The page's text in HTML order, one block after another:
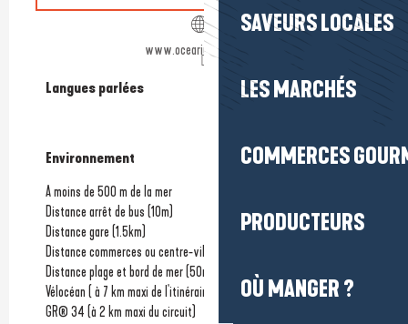
SAVEURS LOCALES
LES MARCHÉS
COMMERCES
PRODUCTEURS
OÙ MANGER ?
www.ocearium-croisic.fr
Langues parlées
Langues parlées
Environnement
Environnement
A moins de 500 m de la mer
Distance arrêt de bus (10m)
Distance gare (1.5km)
Distance commerces ou centre-ville
Distance plage et bord de mer (50m)
Vélocéan ( à 7 km maxi de l'itinéraire)
GR® 34 (à 2 km maxi du circuit)